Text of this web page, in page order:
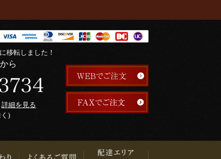
移転しました！
ら
詳細を見る
)